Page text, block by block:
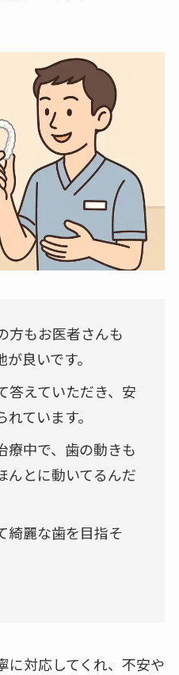
方もお医者さんも
良いです。
答えていただき、安
ています。
療中で、歯の動きも
んとに動いてるんだ
綺麗な歯を目指そ
に対応してくれ、不安や